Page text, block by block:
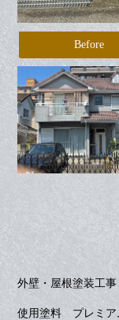
Before
外壁・屋根塗装工事
使用塗料 プレミア